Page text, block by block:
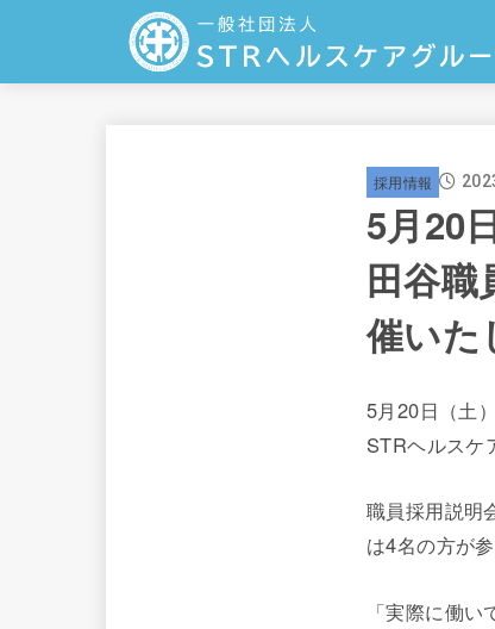
採用情報
5月20
田谷職
催いた
5月20日（土
STRヘルスケ
職員採用説明
は4名の方が
「実際に働